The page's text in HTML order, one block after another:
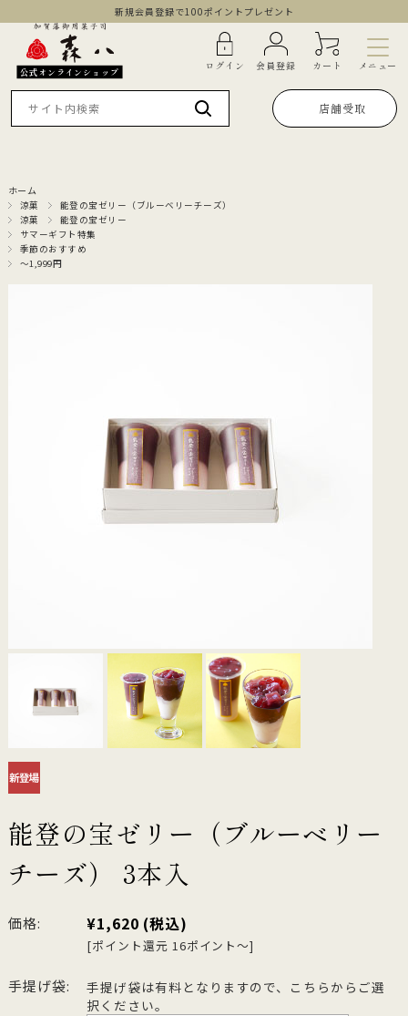
新規会員登録で100ポイントプレゼント
公式オンラインショップ ログイン 会員登録 カート メニュー
店舗受取
ホーム
涼菓
能登の宝ゼリー（ブルーベリーチーズ）
涼菓
能登の宝ゼリー
サマーギフト特集
季節のおすすめ
～1,999円
能登の宝ゼリー（ブルーベリー
チーズ） 3本入
価格: ¥1,620 (税込)
[ポイント還元 16ポイント～]
手提げ袋:
手提げ袋は有料となりますので、こちらからご選
択ください。